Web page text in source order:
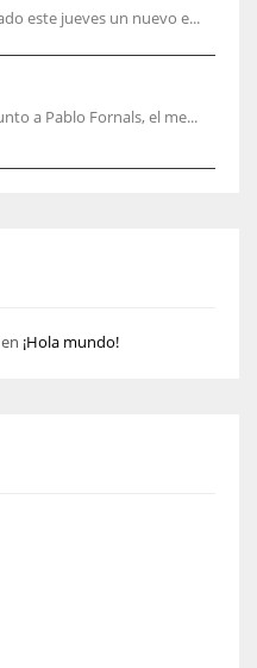
este jueves un nuevo e...
a Pablo Fornals, el me...
en ¡Hola mundo!